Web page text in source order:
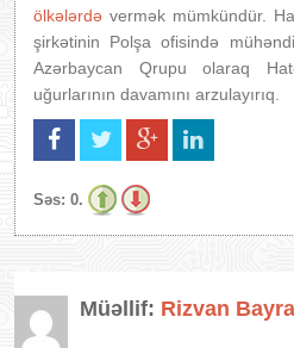
ölkələrdə vermək mümkündür.
şirkətinin Polşa ofisində
Azərbaycan Qrupu olaraq
uğurlarının davamını arzulayırıq.
Səs: 0.
Müəllif: Rizvan